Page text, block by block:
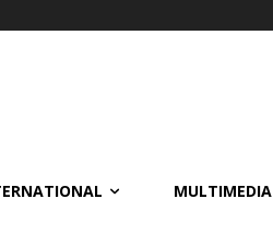
MULTIMEDIA